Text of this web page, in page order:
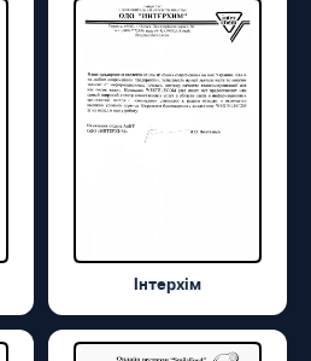
Інтерхім